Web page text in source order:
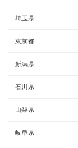
埼玉県
東京都
新潟県
石川県
山梨県
岐阜県